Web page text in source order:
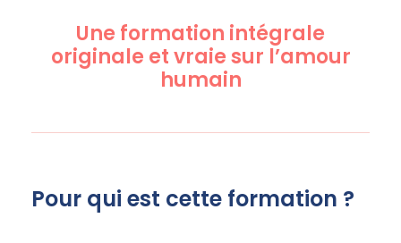
Une formation intégrale
originale et vraie sur l’amour
humain
Pour qui est cette formation ?